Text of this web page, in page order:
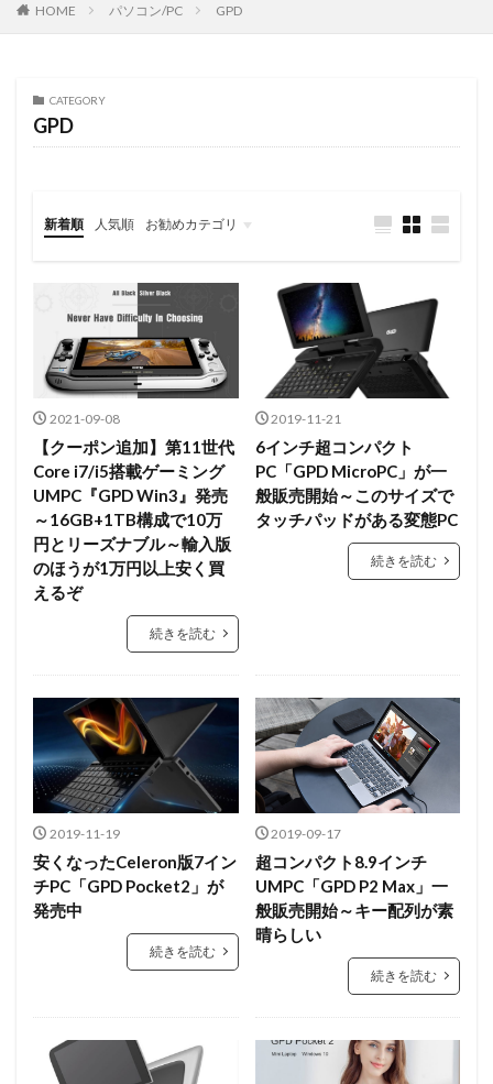
HOME パソコン/PC GPD
CATEGORY
GPD
新着順 人気順 お勧めカテゴリ
2021-09-08
【クーポン追加】第11世代
Core i7/i5搭載ゲーミング
UMPC『GPD Win3』発売
～16GB+1TB構成で10万
円とリーズナブル～輸入版
のほうが1万円以上安く買
えるぞ
続きを読む
2019-11-21
6インチ超コンパクト
PC「GPD MicroPC」が一
般販売開始～このサイズで
タッチパッドがある変態PC
続きを読む
2019-11-19
安くなったCeleron版7イン
チPC「GPD Pocket2」が
発売中
続きを読む
2019-09-17
超コンパクト8.9インチ
UMPC「GPD P2 Max」一
般販売開始～キー配列が素
晴らしい
続きを読む